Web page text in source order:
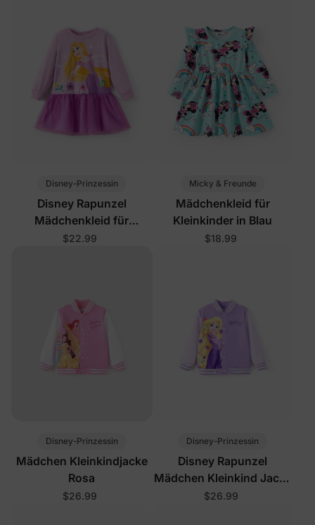
Disney-Prinzessin
Disney Rapunzel
Mädchenkleid für
Kleinkinder in Lila
$22.99
Micky & Freunde
Mädchenkleid für
Kleinkinder in Blau
$18.99
Disney-Prinzessin
Mädchen Kleinkindjacke
Rosa
$26.99
Disney-Prinzessin
Disney Rapunzel
Mädchen Kleinkind Jacke
Lila
$26.99